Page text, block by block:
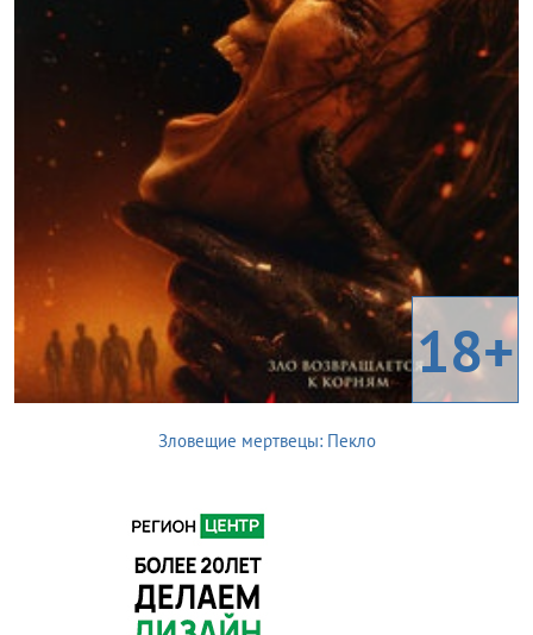
18+
Зловещие мертвецы: Пекло